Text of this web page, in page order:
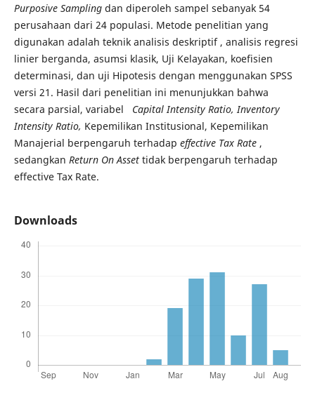
Purposive Sampling dan diperoleh sampel sebanyak 54
perusahaan dari 24 populasi. Metode penelitian yang
digunakan adalah teknik analisis deskriptif , analisis regresi
linier berganda, asumsi klasik, Uji Kelayakan, koefisien
determinasi, dan uji Hipotesis dengan menggunakan SPSS
versi 21. Hasil dari penelitian ini menunjukkan bahwa
secara parsial, variabel Capital Intensity Ratio, Inventory
Intensity Ratio, Kepemilikan Institusional, Kepemilikan
Manajerial berpengaruh terhadap effective Tax Rate ,
sedangkan Return On Asset tidak berpengaruh terhadap
effective Tax Rate.
Downloads